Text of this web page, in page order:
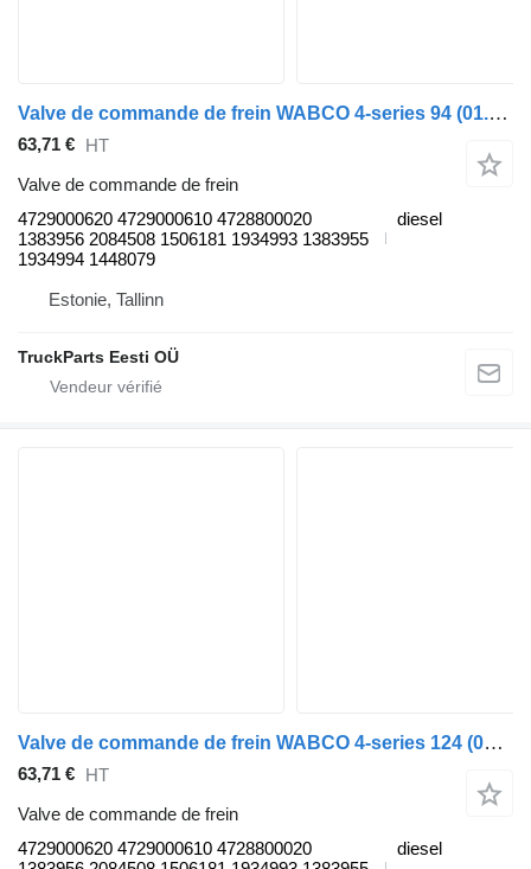
Valve de commande de frein WABCO 4-series 94 (01.95-12.04) 4729000620 pour tracteur routier Scania 4-series (1995-2006)
63,71 € HT
Valve de commande de frein
4729000620 4729000610 4728800020
1383956 2084508 1506181 1934993 1383955
1934994 1448079
diesel
Estonie, Tallinn
TruckParts Eesti OÜ
Valve de commande de frein WABCO 4-series 124 (01.95-12.04) 4729000620 pour tracteur routier Scania 4-series (1995-2006)
63,71 € HT
Valve de commande de frein
4729000620 4729000610 4728800020
diesel